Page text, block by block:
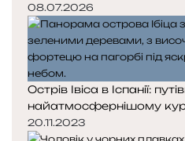
08.07.2026
Острів Івіса в Іспанії:
найатмосфернішому
20.11.2023